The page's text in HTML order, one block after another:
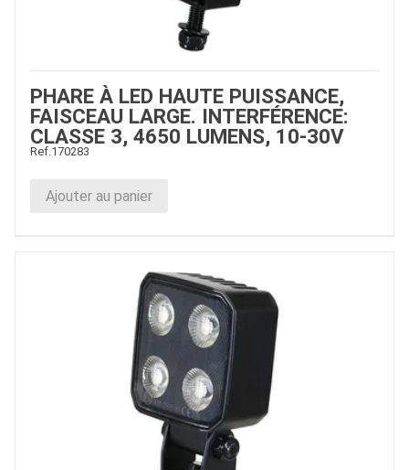
PHARE À LED HAUTE PUISSANCE,
FAISCEAU LARGE. INTERFÉRENCE:
CLASSE 3, 4650 LUMENS, 10-30V
Ref.170283
Ajouter au panier